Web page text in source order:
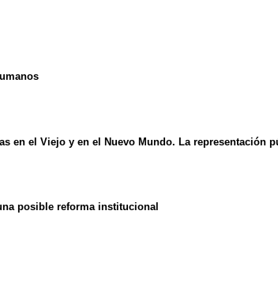
en el Viejo y en el Nuevo Mundo. La representación
posible reforma institucional